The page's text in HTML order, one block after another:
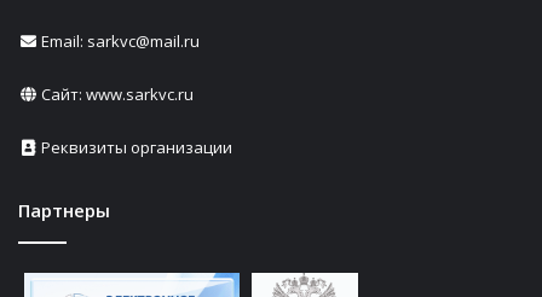
Email: sarkvc@mail.ru
Сайт: www.sarkvc.ru
Реквизиты организации
Партнеры